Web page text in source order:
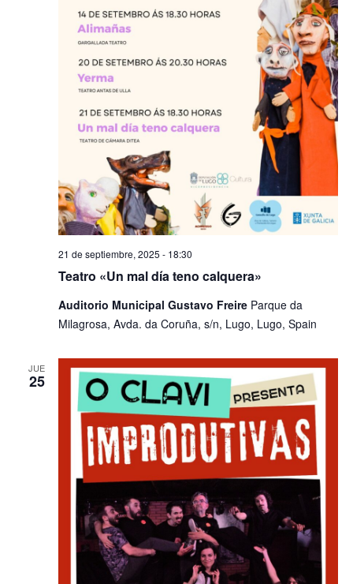
Teatro «Un mal día teno calquera»
21 de septiembre, 2025 - 18:30
​Auditorio Municipal Gustavo Freire Parque da
Milagrosa, Avda. da Coruña, s/n, Lugo, Lugo, Spain
JUE
25